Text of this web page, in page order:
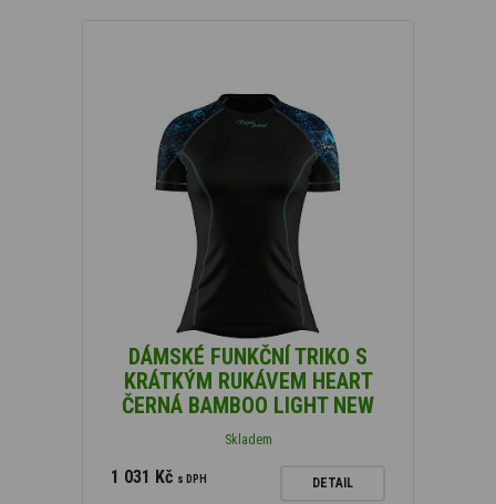
DÁMSKÉ FUNKČNÍ TRIKO S
KRÁTKÝM RUKÁVEM HEART
ČERNÁ BAMBOO LIGHT NEW
Skladem
1 031 Kč s DPH DETAIL